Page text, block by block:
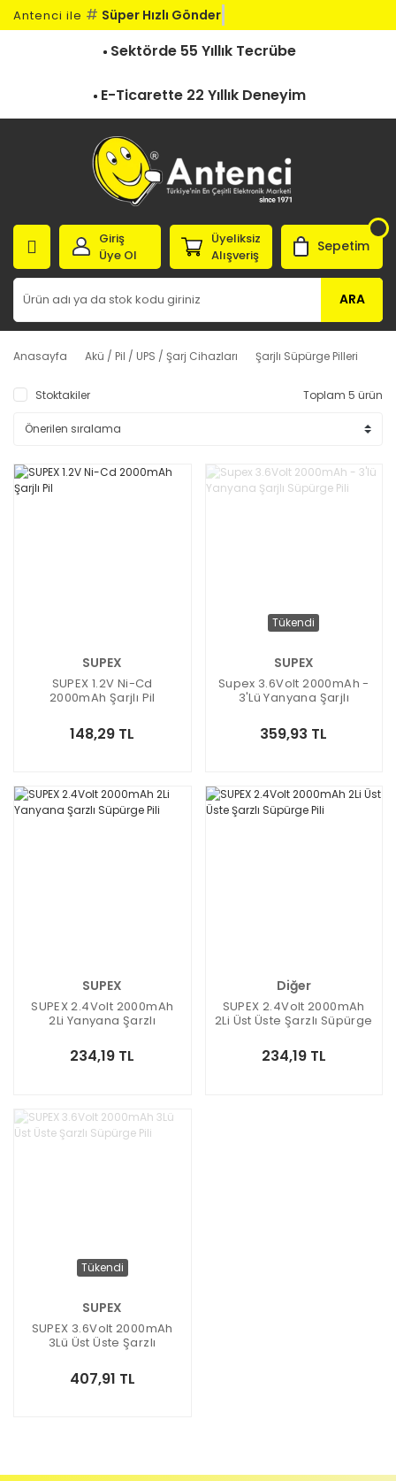
Antenci ile # Süper Hızlı Gönderi
Sektörde 55 Yıllık Tecrübe
E-Ticarette 22 Yıllık Deneyim
ARA
Giriş
Üye Ol
Üyeliksiz
Alışveriş
Sepetim
Anasayfa Akü / Pil / UPS / Şarj Cihazları Şarjlı Süpürge Pilleri
Stoktakiler Toplam 5 ürün
SUPEX
SUPEX 1.2V Ni-Cd
2000mAh Şarjlı Pil
148,29 TL
Tükendi
SUPEX
Supex 3.6Volt 2000mAh -
3'lü Yanyana Şarjlı
359,93 TL
SUPEX
SUPEX 2.4Volt 2000mAh
2Li Yanyana Şarzlı
234,19 TL
Diğer
SUPEX 2.4Volt 2000mAh
2Li Üst Üste Şarzlı Süpürge
234,19 TL
Tükendi
SUPEX
SUPEX 3.6Volt 2000mAh
3Lü Üst Üste Şarzlı
407,91 TL